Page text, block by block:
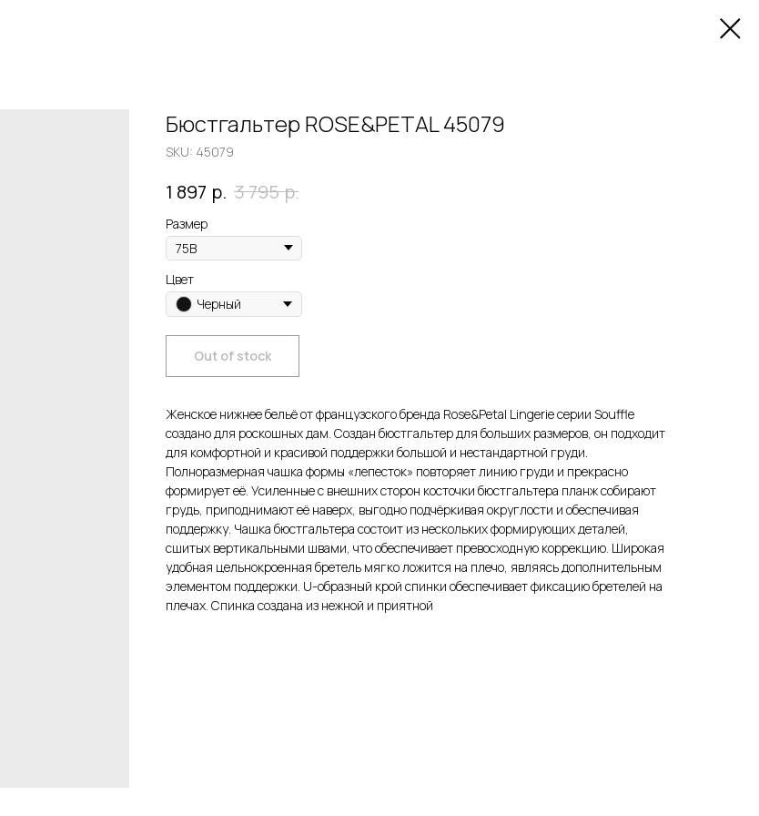
Бюстгальтер ROSE&PETAL 45079
SKU: 45079
1 897 р. 3 795 р.
Размер
Цвет
Черный
Out of stock
Женское нижнее бельё от французского бренда Rose&Petal Lingerie серии Souffle
создано для роскошных дам. Создан бюстгальтер для больших размеров, он подходит
для комфортной и красивой поддержки большой и нестандартной груди.
Полноразмерная чашка формы «лепесток» повторяет линию груди и прекрасно
формирует её. Усиленные с внешних сторон косточки бюстгальтера планж собирают
грудь, приподнимают её наверх, выгодно подчёркивая округлости и обеспечивая
поддержку. Чашка бюстгальтера состоит из нескольких формирующих деталей,
сшитых вертикальными швами, что обеспечивает превосходную коррекцию. Широкая
удобная цельнокроенная бретель мягко ложится на плечо, являясь дополнительным
элементом поддержки. U-образный крой спинки обеспечивает фиксацию бретелей на
плечах. Спинка создана из нежной и приятной